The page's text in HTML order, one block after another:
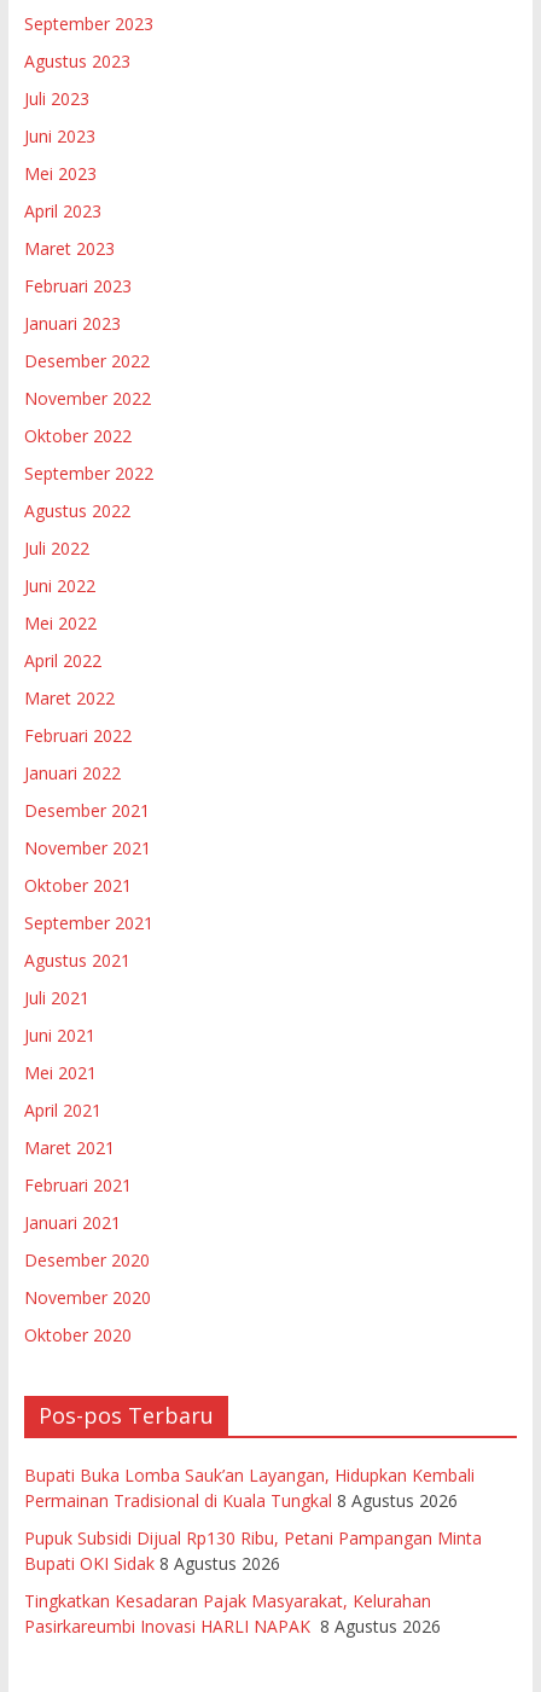
September 2023
Agustus 2023
Juli 2023
Juni 2023
Mei 2023
April 2023
Maret 2023
Februari 2023
Januari 2023
Desember 2022
November 2022
Oktober 2022
September 2022
Agustus 2022
Juli 2022
Juni 2022
Mei 2022
April 2022
Maret 2022
Februari 2022
Januari 2022
Desember 2021
November 2021
Oktober 2021
September 2021
Agustus 2021
Juli 2021
Juni 2021
Mei 2021
April 2021
Maret 2021
Februari 2021
Januari 2021
Desember 2020
November 2020
Oktober 2020
Pos-pos Terbaru
Bupati Buka Lomba Sauk’an Layangan, Hidupkan Kembali
Permainan Tradisional di Kuala Tungkal 8 Agustus 2026
Pupuk Subsidi Dijual Rp130 Ribu, Petani Pampangan Minta
Bupati OKI Sidak 8 Agustus 2026
Tingkatkan Kesadaran Pajak Masyarakat, Kelurahan
Pasirkareumbi Inovasi HARLI NAPAK 8 Agustus 2026